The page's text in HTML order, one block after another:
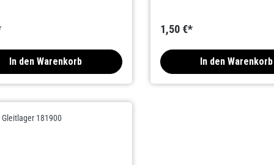
In den Warenkorb
1,50 €*
In den Warenkorb